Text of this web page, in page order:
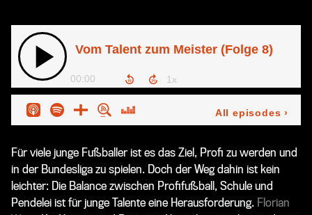
Für viele junge Fußballer ist es das Ziel, Profi zu werden und
in der Bundesliga zu spielen. Doch der Weg dahin ist kein
leichter: Die Balance zwischen Profifußball, Schule und
Pendelei ist für junge Talente eine Herausforderung. Florian